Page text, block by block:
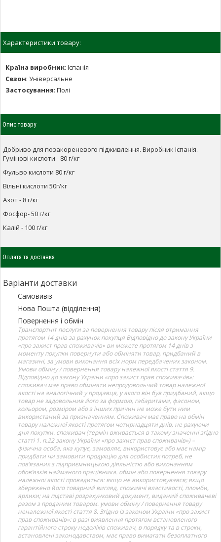
Характеристики товару:
Країна виробник: Іспанія
Сезон: Універсальне
Застосування: Полі
Опис товару
Добриво для позакореневого підживлення. Виробник Іспанія.
Гумінові кислоти - 80 г/кг
Фульво кислоти 80 г/кг
Вільні кислоти 50г/кг
Азот - 8 г/кг
Фосфор- 50 г/кг
Калій - 100 г/кг
Оплата та доставка
Варіанти доставки
Самовивіз
Нова Пошта (відділення)
Повернення і обмін
Транспортніт послуги за повернення товару після отримання
протягом 14 днів за рахунок покупця Відповідно до закону України
«про захист прав споживачів» ви можете протягом 14 днів з
моменту покупки повернути або обміняти товар, придбаний в
магазині, за умови виконання всіх норм передбачених законом.
Умови обміну / повернення товару належної якості стаття 9.
Відповідно до закону України «про захист прав споживачів»:
споживач має право обміняти непродовольчий товар належної
якості на аналогічний у продавця, у якого він був придбаний, якщо
товар не задовольнив його за формою, габаритами, фасоном,
кольором, розміром або з інших причин не може бути ним
використаний за призначенням. Споживач має право на обмін
товару належної якості протягом чотирнадцяти днів, не рахуючи
дня покупки. споживач (термін вживається в такому значенні згідно
статті 1. п.22 закону України «про захист прав споживачів») –
фізична особа, яка купує, замовляє, використовує або має намір
придбати чи замовити продукцію для особистих потреб, не
пов’язаних з підприємницькою діяльністю або виконанням
обов’язків найманого працівника. обмін або повернення товару
належної якості провадиться: якщо не використовувався; якщо
збережено його товарний вигляд, споживчі властивості, пломби,
ярлики; на підставі розрахунковий документ, виданий споживачеві
разом з проданим товаром. умови обміну / повернення товару
неналежної якості стаття 8. Згідно із законом України «про захист
прав споживачів»: в разі виявлення протягом встановленого
гарантійного строку недоліків споживач, в порядку та в строки,
встановлені законодавством, має право вимагати безоплатного